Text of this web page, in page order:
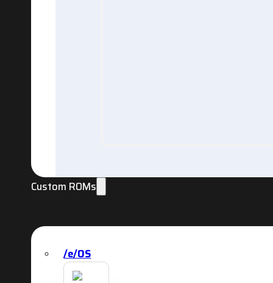
Custom ROMs
/e/OS